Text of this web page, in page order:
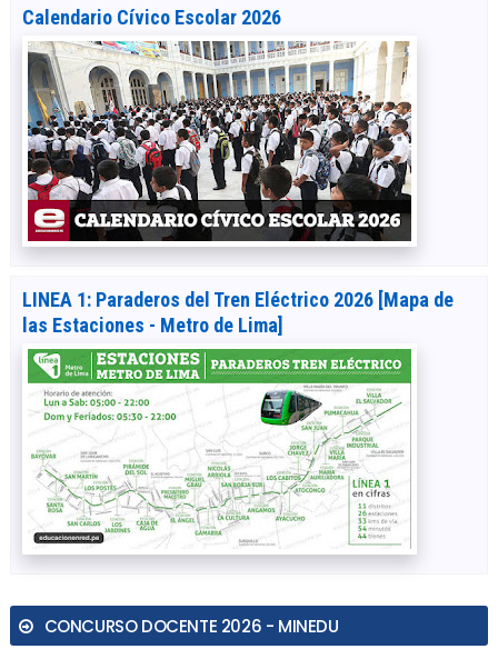
Calendario Cívico Escolar 2026
LINEA 1: Paraderos del Tren Eléctrico 2026 [Mapa de
las Estaciones - Metro de Lima]
CONCURSO DOCENTE 2026 - MINEDU